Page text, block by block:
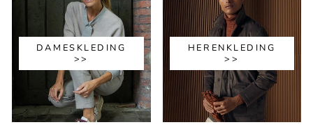
DAMESKLEDING
>>
HERENKLEDING
>>